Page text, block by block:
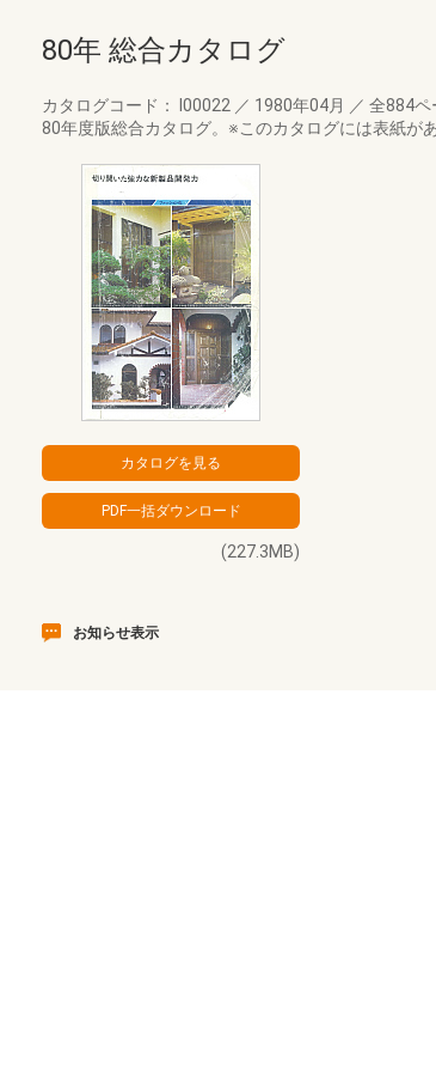
80年 総合カタログ
カタログコード： I00022 ／ 1980年04月 ／ 全884ペ
80年度版総合カタログ。※このカタログには表紙が
(227.3MB)
お知らせ表示